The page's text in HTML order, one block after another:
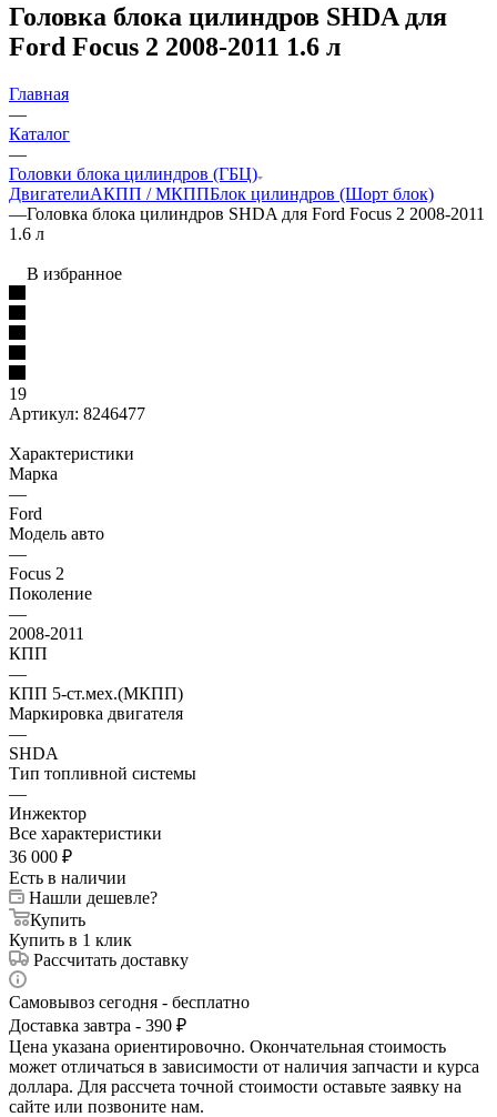
Головка блока цилиндров SHDA для
Ford Focus 2 2008-2011 1.6 л
Главная
—
Каталог
—
Головки блока цилиндров (ГБЦ)
ДвигателиАКПП / МКППБлок цилиндров (Шорт блок)
—Головка блока цилиндров SHDA для Ford Focus 2 2008-2011
1.6 л
В избранное
19
Артикул: 8246477
Характеристики
Марка
—
Ford
Модель авто
—
Focus 2
Поколение
—
2008-2011
КПП
—
КПП 5-ст.мех.(МКПП)
Маркировка двигателя
—
SHDA
Тип топливной системы
—
Инжектор
Все характеристики
36 000 ₽
Есть в наличии
Нашли дешевле?
Купить
Купить в 1 клик
Рассчитать доставку
Самовывоз сегодня - бесплатно
Доставка завтра - 390 ₽
Цена указана ориентировочно. Окончательная стоимость
может отличаться в зависимости от наличия запчасти и курса
доллара. Для рассчета точной стоимости оставьте заявку на
сайте или позвоните нам.